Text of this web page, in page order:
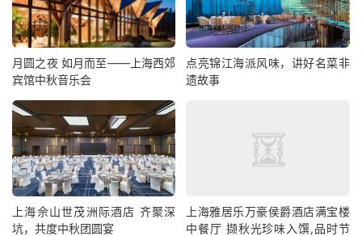
月圆之夜 如月而至——上海西郊
宾馆中秋音乐会
点亮锦江海派风味，讲好名菜非
遗故事
上海佘山世茂洲际酒店 齐聚深
坑，共度中秋团圆宴
上海雅居乐万豪侯爵酒店满宝楼
中餐厅 撷秋光珍味入馔,品时节